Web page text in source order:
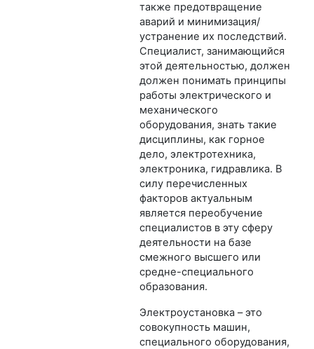
также предотвращение
аварий и минимизация/
устранение их последствий.
Специалист, занимающийся
этой деятельностью, должен
должен понимать принципы
работы электрического и
механического
оборудования, знать такие
дисциплины, как горное
дело, электротехника,
электроника, гидравлика. В
силу перечисленных
факторов актуальным
является переобучение
специалистов в эту сферу
деятельности на базе
смежного высшего или
средне-специального
образования.
Электроустановка – это
совокупность машин,
специального оборудования,